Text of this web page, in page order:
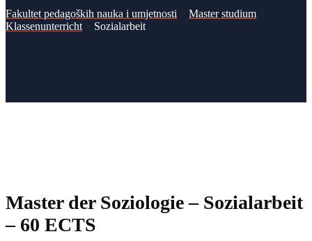
Fakultet pedagoških nauka i umjetnosti > Master studium >
Klassenunterricht > Sozialarbeit
Master der Soziologie – Sozialarbeit
– 60 ECTS